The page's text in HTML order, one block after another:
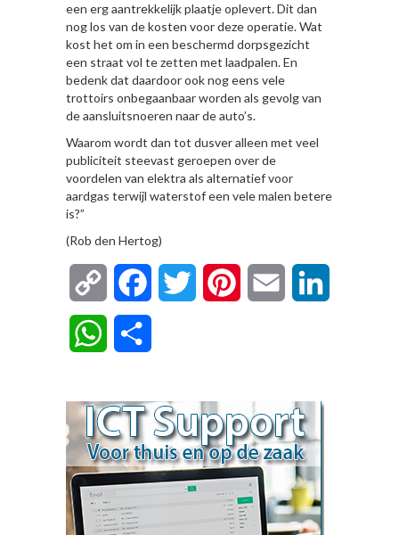
een erg aantrekkelijk plaatje oplevert. Dit dan
nog los van de kosten voor deze operatie. Wat
kost het om in een beschermd dorpsgezicht
een straat vol te zetten met laadpalen. En
bedenk dat daardoor ook nog eens vele
trottoirs onbegaanbaar worden als gevolg van
de aansluitsnoeren naar de auto’s.
Waarom wordt dan tot dusver alleen met veel
publiciteit steevast geroepen over de
voordelen van elektra als alternatief voor
aardgas terwijl waterstof een vele malen betere
is?”
(Rob den Hertog)
Copy
Link
FacebookTwitter Pinterest Email
WhatsApp